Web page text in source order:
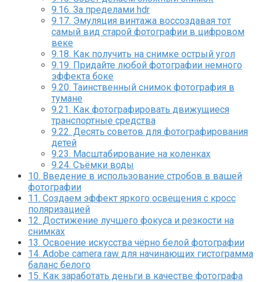
9.16. За пределами hdr
9.17. Эмуляция винтажа воссоздавая тот
самый вид старой фотографии в цифровом
веке
9.18. Как получить на снимке острый угол
9.19. Придайте любой фотографии немного
эффекта боке
9.20. Таинственный снимок фотография в
тумане
9.21. Как фотографировать движущиеся
транспортные средства
9.22. Десять советов для фотографирования
детей
9.23. Масштабирование на коленках
9.24. Съёмки воды
10. Введение в использование стробов в вашей
фотографии
11. Создаем эффект яркого освещения с кросс
поляризацией
12. Достижение лучшего фокуса и резкости на
снимках
13. Освоение искусства чёрно белой фотографии
14. Аdobe camera raw для начинающих гистограмма
баланс белого
15. Как заработать деньги в качестве фотографа